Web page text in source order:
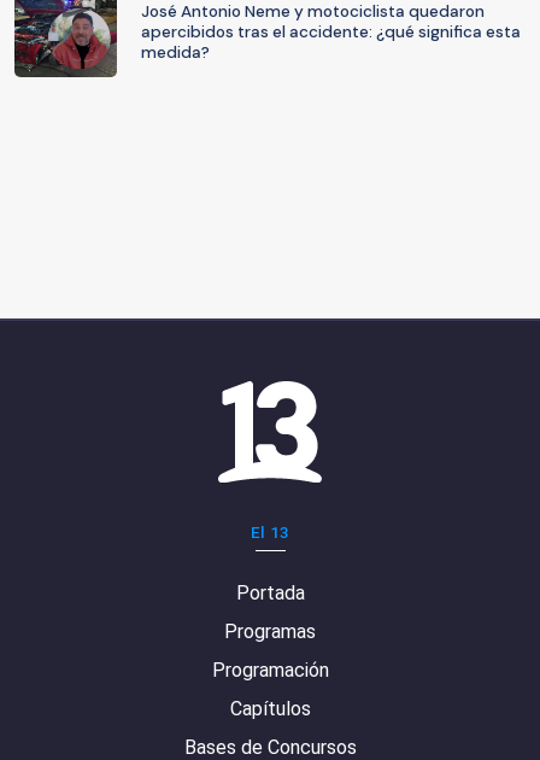
José Antonio Neme y motociclista quedaron
apercibidos tras el accidente: ¿qué significa esta
medida?
El 13
Portada
Programas
Programación
Capítulos
Bases de Concursos